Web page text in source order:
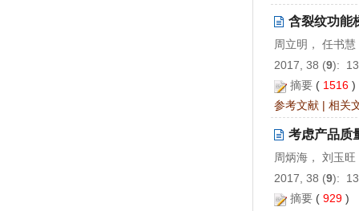
含裂纹功能
周立明， 任书
2017, 38 (9):
摘要 ( 1516
参考文献 | 相关
考虑产品质
周炳海， 刘玉旺
2017, 38 (9):
摘要 ( 929 )